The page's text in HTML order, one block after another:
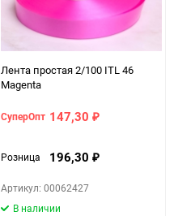
Лента простая 2/100 ITL 46
Magenta
СуперОпт 147,30 ₽
Розница 196,30 ₽
Артикул: 00062427
В наличии